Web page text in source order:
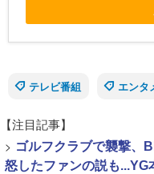
テレビ番組
エンタ
【注目記事】
> ゴルフクラブで襲撃、
怒したファンの説も...YG